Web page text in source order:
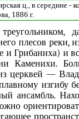
ц., в середине -
1886 г.
плесов реки,
и Грибаниха) и
Каменихи.
церквей —
изгибу
ансамбль.